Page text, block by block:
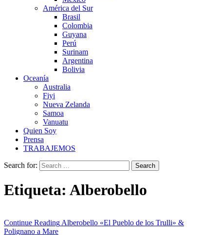
América del Sur
Brasil
Colombia
Guyana
Perú
Surinam
Argentina
Bolivia
Oceanía
Australia
Fiyi
Nueva Zelanda
Samoa
Vanuatu
Quien Soy
Prensa
TRABAJEMOS
Search for:
Etiqueta: Alberobello
Continue Reading Alberobello «El Pueblo de los Trulli» &
Polignano a Mare